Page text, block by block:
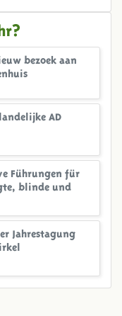
bezoek aan
AD
Führungen für
blinde und
Jahrestagung